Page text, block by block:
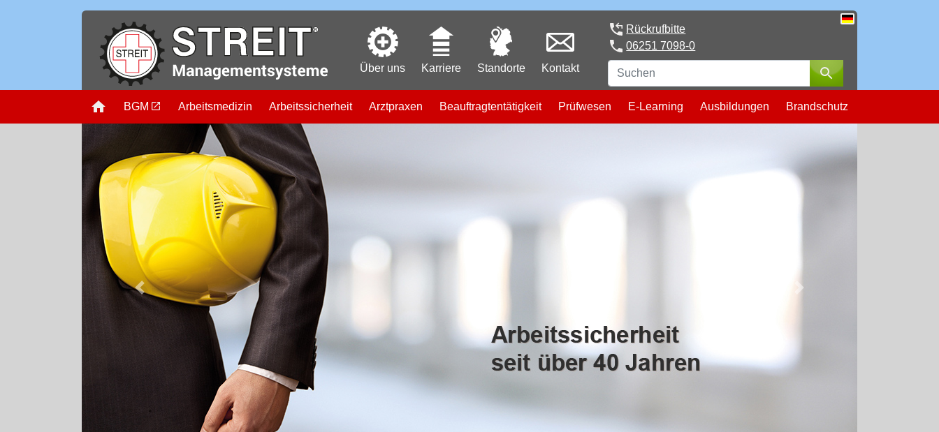
Über uns Karriere Standorte Kontakt
Rückrufbitte
06251 7098-0
Suchen
Startseite
BGM Arbeitsmedizin Arbeitssicherheit Arztpraxen Beauftragtentätigkeit Prüfwesen E-Learning Ausbildungen Brandschutz
Previous Next